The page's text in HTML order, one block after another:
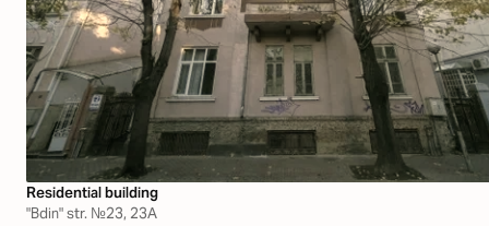
Residential building
"Bdin" str. №23, 23А